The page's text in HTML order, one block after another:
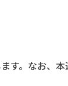
。なお、